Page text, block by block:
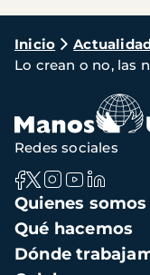
Ruta
de
navegación
Inicio
Lo crean o no, las
Navegación
principal
Quienes somos
Qué hacemos
Dónde
Redes sociales